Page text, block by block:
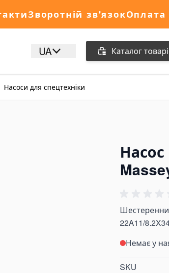
Зворотній зв'язокОплата
UA Каталог
Насоси для спецтехніки
Насос
22A11/
Немає у
SKU